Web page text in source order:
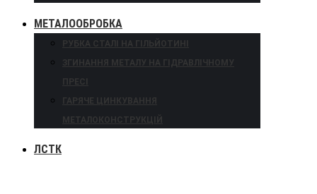
МЕТАЛООБРОБКА
РУБКА СТАЛІ НА ГІЛЬЙОТИНІ
ЗГИНАННЯ МЕТАЛУ НА ГІДРАВЛІЧНОМУ
ПРЕСІ
ГАРЯЧЕ ЦИНКУВАННЯ
МЕТАЛОКОНСТРУКЦІЙ
ЛСТК